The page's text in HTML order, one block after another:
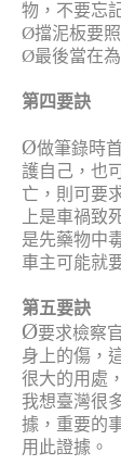
物，不要忘
Ø擋泥板要
Ø最後當在
第四要訣
Ø做筆錄時
護自己，也
亡，則可要
上是車禍致
是先藥物中
車主可能就
第五要訣
Ø要求檢察
身上的傷，
很大的用處
我想臺灣很
據，重要的
用此證據。